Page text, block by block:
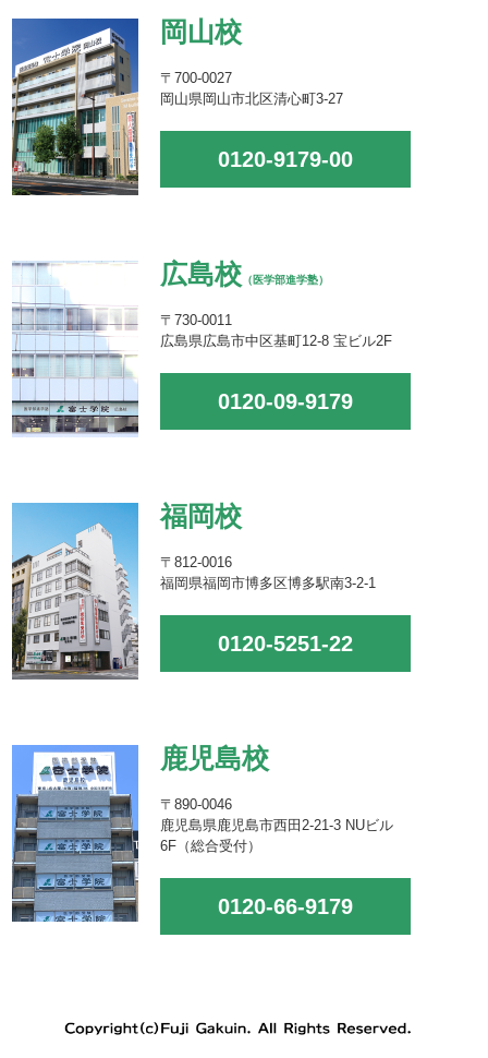
岡山校
〒700-0027
岡山県岡山市北区清心町3-27
0120-9179-00
広島校 （医学部進学塾）
〒730-0011
広島県広島市中区基町12-8 宝ビル2F
0120-09-9179
福岡校
〒812-0016
福岡県福岡市博多区博多駅南3-2-1
0120-5251-22
鹿児島校
〒890-0046
鹿児島県鹿児島市西田2-21-3 NUビル
6F（総合受付）
0120-66-9179